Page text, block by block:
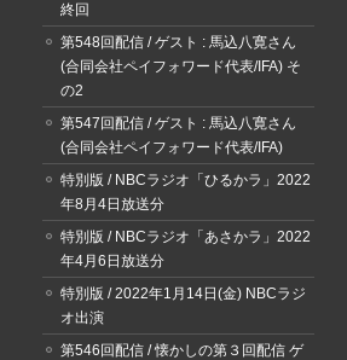
終回
第548回配信 / ゲスト : 馬込八寛さん
(合同会社ペイフォワード代表/IFA) そ
の2
第547回配信 / ゲスト : 馬込八寛さん
(合同会社ペイフォワード代表/IFA)
特別版 / NBCラジオ「ひるかラ」2022
年8月4日放送分
特別版 / NBCラジオ「あさかラ」2022
年4月6日放送分
特別版 / 2022年1月14日(金) NBCラジ
オ出演
第546回配信 / 懐かしの第３回配信 ゲ